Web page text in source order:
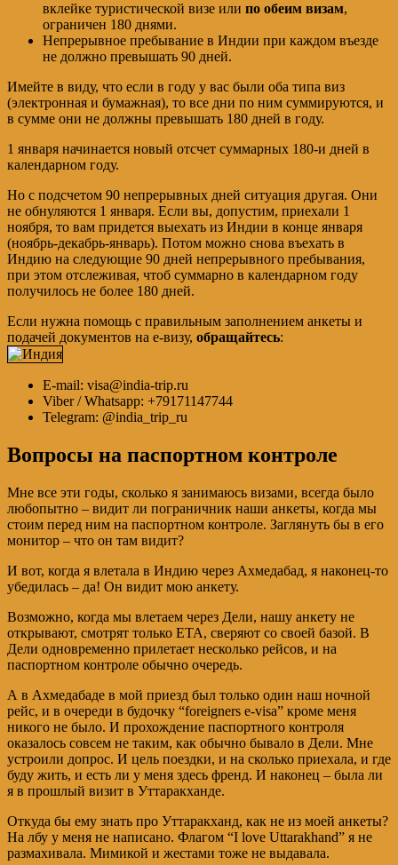
вклейке туристической визе или по обеим визам,
ограничен 180 днями.
Непрерывное пребывание в Индии при каждом въезде
не должно превышать 90 дней.
Имейте в виду, что если в году у вас были оба типа виз
(электронная и бумажная), то все дни по ним суммируются, и
в сумме они не должны превышать 180 дней в году.
1 января начинается новый отсчет суммарных 180-и дней в
календарном году.
Но с подсчетом 90 непрерывных дней ситуация другая. Они
не обнуляются 1 января. Если вы, допустим, приехали 1
ноября, то вам придется выехать из Индии в конце января
(ноябрь-декабрь-январь). Потом можно снова въехать в
Индию на следующие 90 дней непрерывного пребывания,
при этом отслеживая, чтоб суммарно в календарном году
получилось не более 180 дней.
Если нужна помощь с правильным заполнением анкеты и
подачей документов на е-визу, обращайтесь:
E-mail: visa@india-trip.ru
Viber / Whatsapp: +79171147744
Telegram: @india_trip_ru
Вопросы на паспортном контроле
Мне все эти годы, сколько я занимаюсь визами, всегда было
любопытно – видит ли пограничник наши анкеты, когда мы
стоим перед ним на паспортном контроле. Заглянуть бы в его
монитор – что он там видит?
И вот, когда я влетала в Индию через Ахмедабад, я наконец-то
убедилась – да! Он видит мою анкету.
Возможно, когда мы влетаем через Дели, нашу анкету не
открывают, смотрят только ЕТА, сверяют со своей базой. В
Дели одновременно прилетает несколько рейсов, и на
паспортном контроле обычно очередь.
А в Ахмедабаде в мой приезд был только один наш ночной
рейс, и в очереди в будочку “foreigners e-visa” кроме меня
никого не было. И прохождение паспортного контроля
оказалось совсем не таким, как обычно бывало в Дели. Мне
устроили допрос. И цель поездки, и на сколько приехала, и где
буду жить, и есть ли у меня здесь френд. И наконец – была ли
я в прошлый визит в Уттаракханде.
Откуда бы ему знать про Уттаракханд, как не из моей анкеты?
На лбу у меня не написано. Флагом “I love Uttarakhand” я не
размахивала. Мимикой и жестами тоже не выдавала.